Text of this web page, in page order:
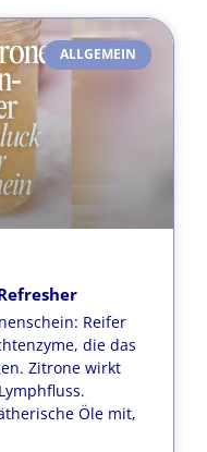
ALLGEMEIN
Reifer
die das
Zitrone wirkt
Öle mit,